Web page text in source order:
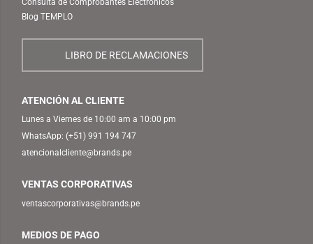
Blog TEMPLO
LIBRO DE RECLAMACIONES
ATENCIÓN AL CLIENTE
Lunes a Viernes de 10:00 am a 10:00 pm
WhatsApp: (+51) 991 194 747
atencionalcliente@brands.pe
VENTAS CORPORATIVAS
ventascorporativas@brands.pe
MEDIOS DE PAGO